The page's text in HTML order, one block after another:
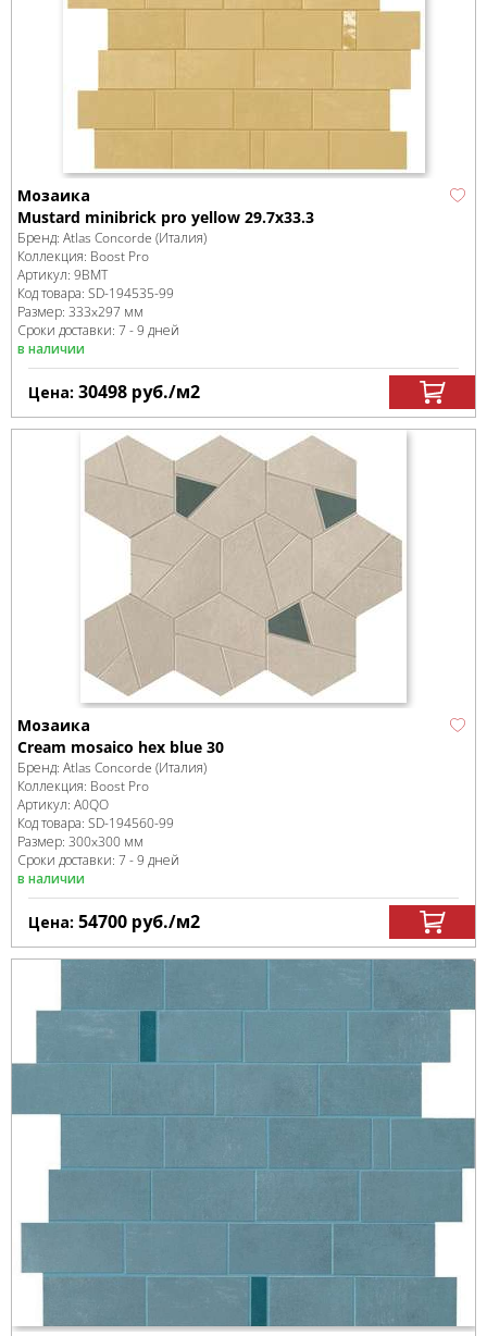
Мозаика
Mustard minibrick pro yellow 29.7x33.3
Бренд: Atlas Concorde (Италия)
Коллекция: Boost Pro
Артикул: 9BMT
Код товара: SD-194535-99
Размер: 333x297 мм
Сроки доставки: 7 - 9 дней
в наличии
Цена: 30498 руб./м2
Мозаика
Cream mosaico hex blue 30
Бренд: Atlas Concorde (Италия)
Коллекция: Boost Pro
Артикул: A0QO
Код товара: SD-194560-99
Размер: 300x300 мм
Сроки доставки: 7 - 9 дней
в наличии
Цена: 54700 руб./м2